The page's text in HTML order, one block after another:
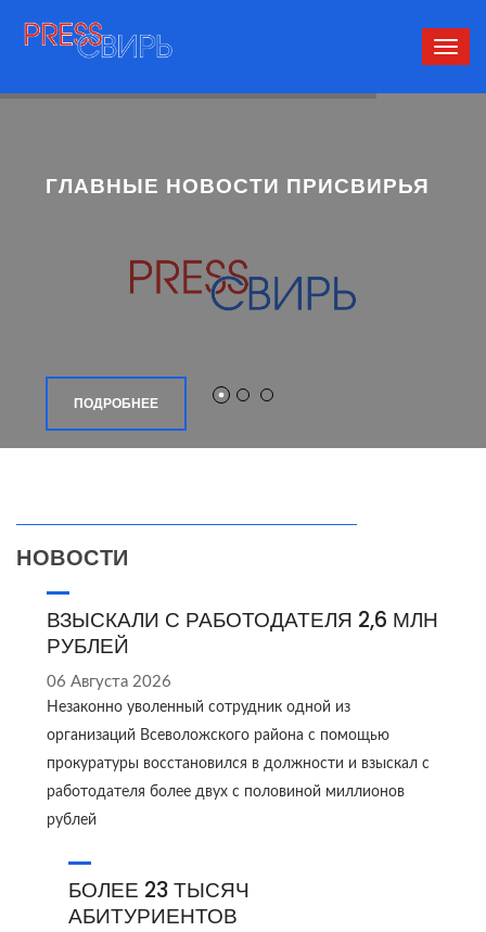
ГЛАВНЫЕ НОВОСТИ ПРИСВИРЬЯ
ПОДРОБНЕЕ
НОВОСТИ
ВЗЫСКАЛИ С РАБОТОДАТЕЛЯ 2,6 МЛН
РУБЛЕЙ
06 Августа 2026
Незаконно уволенный сотрудник одной из
организаций Всеволожского района с помощью
прокуратуры восстановился в должности и взыскал с
работодателя более двух с половиной миллионов
рублей
БОЛЕЕ 23 ТЫСЯЧ
АБИТУРИЕНТОВ